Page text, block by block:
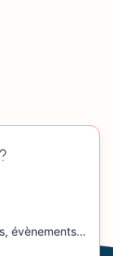
évènements…